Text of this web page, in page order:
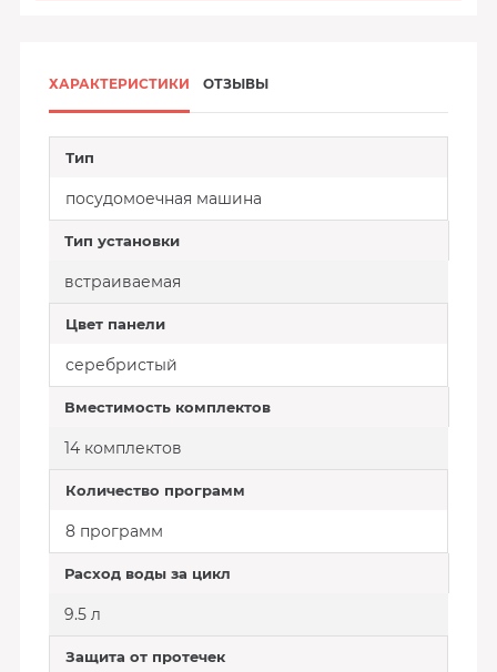
ХАРАКТЕРИСТИКИ ОТЗЫВЫ
Тип
посудомоечная машина
Тип установки
встраиваемая
Цвет панели
серебристый
Вместимость комплектов
14 комплектов
Количество программ
8 программ
Расход воды за цикл
9.5 л
Защита от протечек